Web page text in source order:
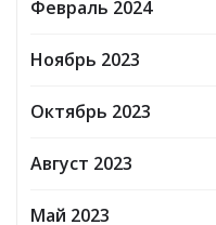
Февраль 2024
Ноябрь 2023
Октябрь 2023
Август 2023
Май 2023